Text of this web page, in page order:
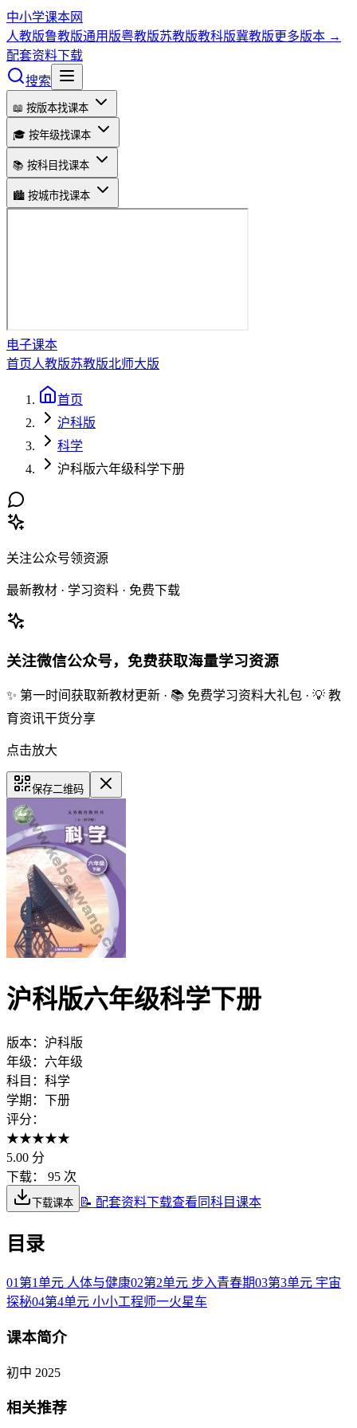
中小学课本网
人教版鲁教版通用版粤教版苏教版教科版冀教版更多版本 →
配套资料下载
搜索
📖 按版本找课本
🎓 按年级找课本
📚 按科目找课本
🏙️ 按城市找课本
电子课本
首页人教版苏教版北师大版
首页
沪科版
科学
沪科版六年级科学下册
关注公众号领资源
最新教材 · 学习资料 · 免费下载
关注微信公众号，免费获取海量学习资源
✨ 第一时间获取新教材更新 · 📚 免费学习资料大礼包 · 💡 教
育资讯干货分享
点击放大
保存二维码
沪科版六年级科学下册
版本： 沪科版
年级： 六年级
科目： 科学
学期： 下册
评分：
★★★★★
5.00 分
下载：
95 次
下载课本 📝 配套资料下载查看同科目课本
目录
01 第1单元 人体与健康02第2单元 步入青春期03第3单元 宇宙
探秘04第4单元 小小工程师一火星车
课本简介
初中 2025
相关推荐